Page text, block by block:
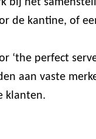
bij het
de kantine, of
perfect
aan vaste
klanten.